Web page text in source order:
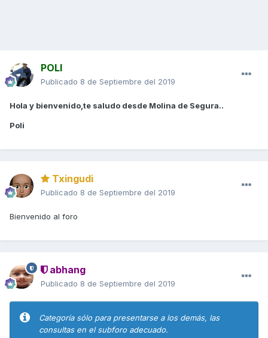
POLI
Publicado 8 de Septiembre del 2019
Hola y bienvenido,te saludo desde Molina de Segura..
Poli
Txingudi
Publicado 8 de Septiembre del 2019
Bienvenido al foro
abhang
Publicado 8 de Septiembre del 2019
Categoría sólo para presentarse a los demás, las
consultas en el subforo adecuado.